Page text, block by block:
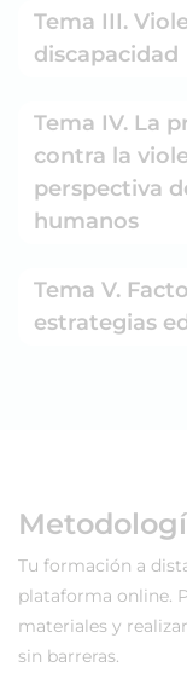
Tema III.
discapacidad
Tema IV. La
contra la
perspectiva
humanos
Tema V.
estrategias
Tu formación a
plataforma online.
materiales y
sin barreras.